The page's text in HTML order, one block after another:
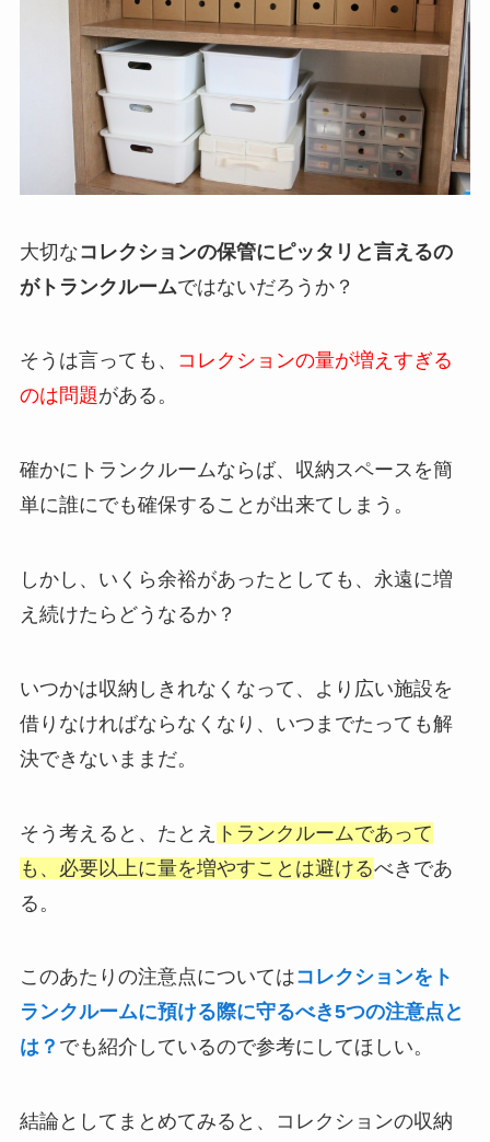
大切なコレクションの保管にピッタリと言えるの
がトランクルームではないだろうか？
そうは言っても、
コレクションの量が増えすぎる
のは問題がある。
確かにトランクルームならば、収納スペースを簡
単に誰にでも確保することが出来てしまう。
しかし、いくら余裕があったとしても、永遠に増
え続けたらどうなるか？
いつかは収納しきれなくなって、より広い施設を
借りなければならなくなり、いつまでたっても解
決できないままだ。
そう考えると、たとえ トランクルームであって
も、必要以上に量を増やすことは避けるべきであ
る。
このあたりの注意点についてはコレクションをト
ランクルームに預ける際に守るべき5つの注意点と
は？ でも紹介しているので参考にしてほしい。
結論としてまとめてみると、コレクションの収納